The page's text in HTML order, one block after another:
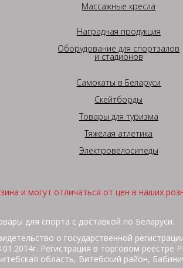
Массажные кресла
Наградная продукция
Оборудование для спортзалов
и стадионов
Самокаты в Беларуси
Скейтборды
Товары для туризма
Тяжелая атлетика
Электровелосипеды
и могут отличаться от цен в наших
для спорта с доставкой по Беларуси.
о государственной
Регистрация в торговом реестре
область, Витебский район,